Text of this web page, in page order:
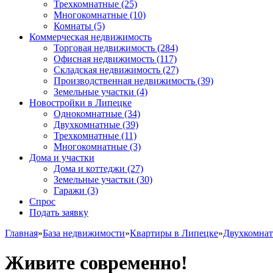
Трехкомнатные (25)
Многокомнатные (10)
Комнаты (5)
Коммерческая недвижимость
Торговая недвижимость (284)
Офисная недвижимость (117)
Складская недвижимость (27)
Производственная недвижимость (39)
Земельные участки (4)
Новостройки в Липецке
Однокомнатные (34)
Двухкомнатные (39)
Трехкомнатные (11)
Многокомнатные (3)
Дома и участки
Дома и коттеджи (27)
Земельные участки (30)
Гаражи (3)
Спрос
Подать заявку
Главная»База недвижимости»Квартиры в Липецке»
Живите современно!